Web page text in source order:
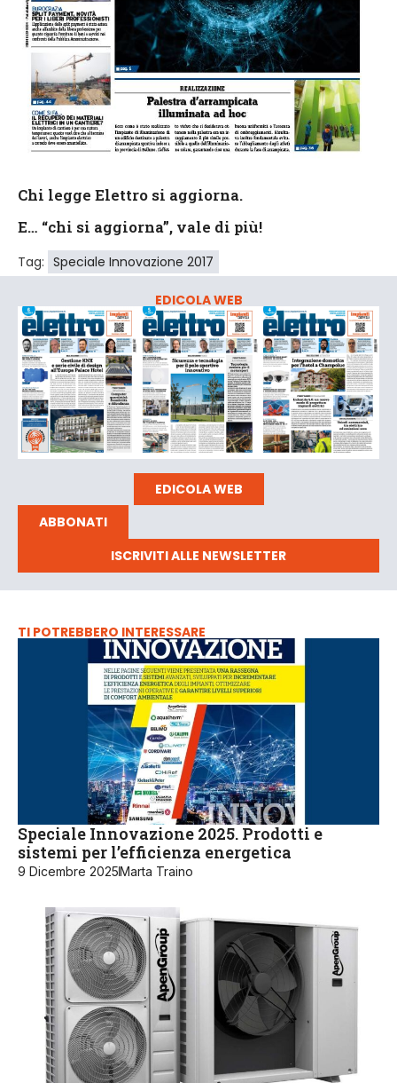
Chi legge Elettro si aggiorna.
E… “chi si aggiorna”, vale di più!
Tag: Speciale Innovazione 2017
EDICOLA WEB
EDICOLA WEB
ABBONATI
ISCRIVITI ALLE NEWSLETTER
TI POTREBBERO INTERESSARE
Speciale Innovazione 2025. Prodotti e
sistemi per l’efficienza energetica
9 Dicembre 2025Marta Traino